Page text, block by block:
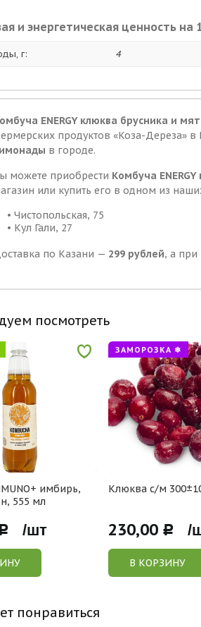
и энергетическая ценность на
г: 4
ENERGY клюква брусника и
продуктов «Коза-Дереза»
в городе.
можете приобрести Комбуча
или купить его в одном из
• Чистопольская, 75
• Кул Гали, 27
по Казани — 299 рублей, а при
посмотреть
имбирь,
555 мл
/шт
ЗАМОРОЗКА ❄
Клюква с/м
230,00 Р /
В КОРЗИНУ
понравиться